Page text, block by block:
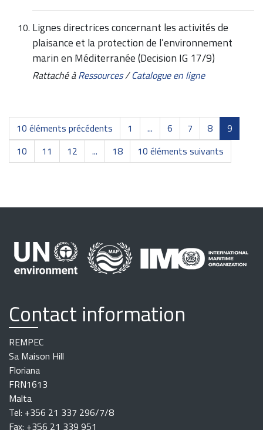
Lignes directrices concernant les activités de
plaisance et la protection de l’environnement
marin en Méditerranée (Decision IG 17/9)
Rattaché à Ressources/Catalogue en ligne
10 éléments précédents 1 ... 6 7 8
9
10
11 12 ... 18 10 éléments suivants
Contact information
REMPEC
Sa Maison Hill
Floriana
FRN1613
Malta
Tel: +356 21 337 296/7/8
Fax: +356 21 339 951